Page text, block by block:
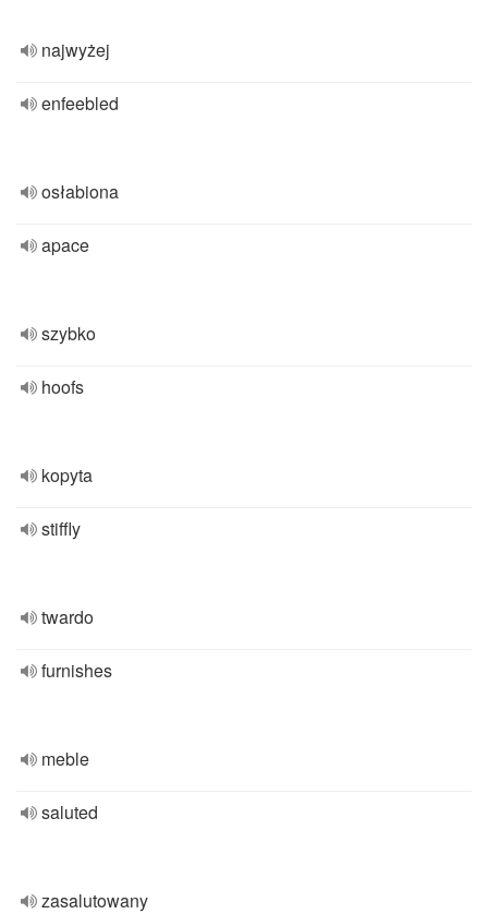
najwyżej
enfeebled
osłabiona
apace
szybko
hoofs
kopyta
stiffly
twardo
furnishes
meble
saluted
zasalutowany